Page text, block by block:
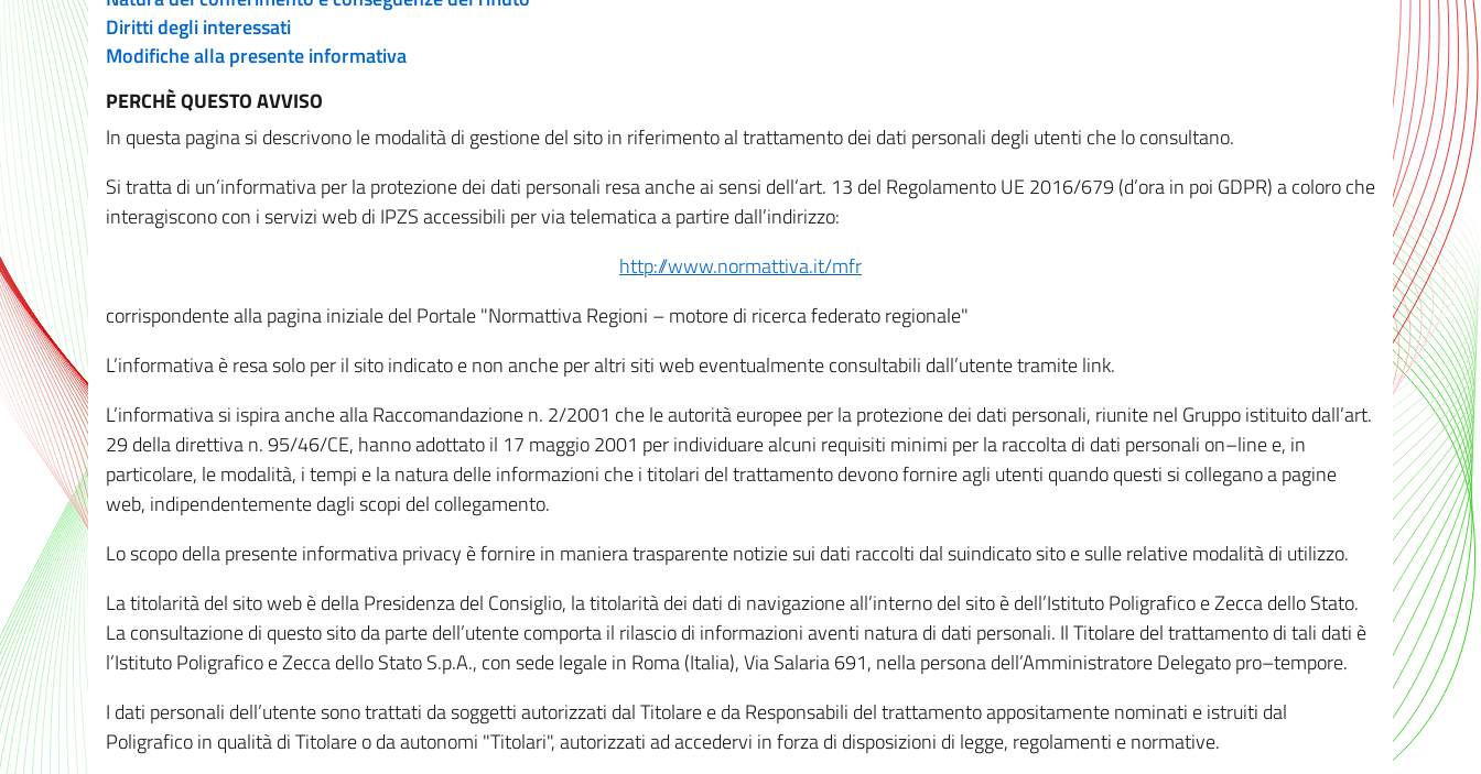
Diritti degli interessati
Modifiche alla presente informativa
PERCHÈ QUESTO AVVISO
In questa pagina si descrivono le modalità di gestione del sito in riferimento al trattamento dei dati personali degli utenti che lo consultano.
Si tratta di un’informativa per la protezione dei dati personali resa anche ai sensi dell’art. 13 del Regolamento UE 2016/679 (d’ora in poi GDPR) a coloro che
interagiscono con i servizi web di IPZS accessibili per via telematica a partire dall’indirizzo:
http://www.normattiva.it/mfr
corrispondente alla pagina iniziale del Portale "Normattiva Regioni – motore di ricerca federato regionale"
L’informativa è resa solo per il sito indicato e non anche per altri siti web eventualmente consultabili dall’utente tramite link.
L’informativa si ispira anche alla Raccomandazione n. 2/2001 che le autorità europee per la protezione dei dati personali, riunite nel Gruppo istituito dall’art.
29 della direttiva n. 95/46/CE, hanno adottato il 17 maggio 2001 per individuare alcuni requisiti minimi per la raccolta di dati personali on–line e, in
particolare, le modalità, i tempi e la natura delle informazioni che i titolari del trattamento devono fornire agli utenti quando questi si collegano a pagine
web, indipendentemente dagli scopi del collegamento.
Lo scopo della presente informativa privacy è fornire in maniera trasparente notizie sui dati raccolti dal suindicato sito e sulle relative modalità di utilizzo.
La titolarità del sito web è della Presidenza del Consiglio, la titolarità dei dati di navigazione all’interno del sito è dell’Istituto Poligrafico e Zecca dello Stato.
La consultazione di questo sito da parte dell’utente comporta il rilascio di informazioni aventi natura di dati personali. Il Titolare del trattamento di tali dati è
l’Istituto Poligrafico e Zecca dello Stato S.p.A., con sede legale in Roma (Italia), Via Salaria 691, nella persona dell’Amministratore Delegato pro–tempore.
I dati personali dell’utente sono trattati da soggetti autorizzati dal Titolare e da Responsabili del trattamento appositamente nominati e istruiti dal
Poligrafico in qualità di Titolare o da autonomi "Titolari", autorizzati ad accedervi in forza di disposizioni di legge, regolamenti e normative.